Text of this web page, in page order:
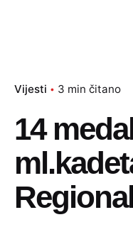
Vijesti 3 min čitano
14